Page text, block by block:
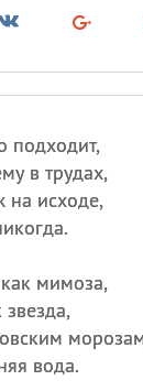
подходит,
в трудах,
на исходе,
мимоза,
вода.